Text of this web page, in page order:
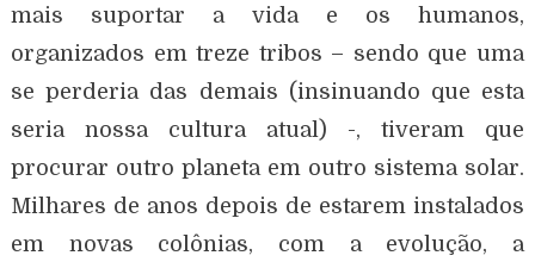
mais suportar a vida e os humanos,
organizados em treze tribos – sendo que uma
se perderia das demais (insinuando que esta
seria nossa cultura atual) -, tiveram que
procurar outro planeta em outro sistema solar.
Milhares de anos depois de estarem instalados
em novas colônias, com a evolução, a